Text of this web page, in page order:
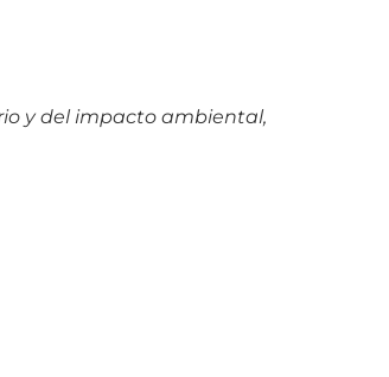
y del impacto ambiental,